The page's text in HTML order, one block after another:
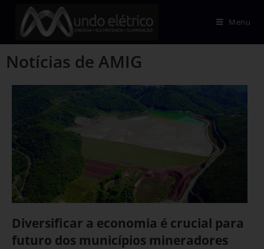
Menu
Notícias de AMIG
Diversificar a economia é crucial para
futuro dos municípios mineradores